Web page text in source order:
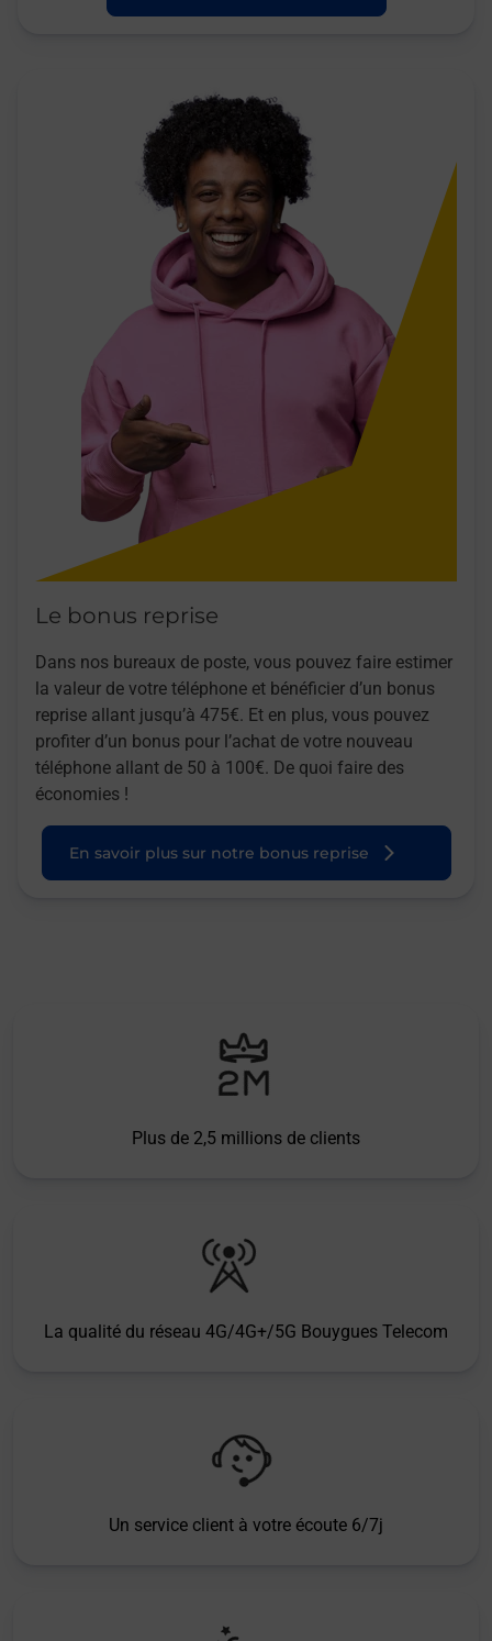
Le bonus reprise
Dans nos bureaux de poste, vous pouvez faire estimer
la valeur de votre téléphone et bénéficier d’un bonus
reprise allant jusqu’à 475€. Et en plus, vous pouvez
profiter d’un bonus pour l’achat de votre nouveau
téléphone allant de 50 à 100€. De quoi faire des
économies !
En savoir plus sur notre bonus reprise
Plus de 2,5 millions de clients
La qualité du réseau 4G/4G+/5G Bouygues Telecom
Un service client à votre écoute 6/7j